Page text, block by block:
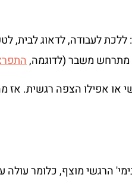
לעבודה, לדאוג לבית,
מתרחש משבר (לדוגמה,
או אפילו הצפה רגשית.
מוצף, כלומר עולה על